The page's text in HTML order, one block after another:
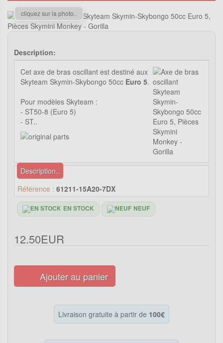
cliquez sur la photo..
Description:
Cet axe de bras oscillant est destiné aux
Skyteam Skymin-Skybongo 50cc Euro 5.
Pour modèles Skyteam :
- ST50-8 (Euro 5)
- ST..
Description..
Référence : 61211-15A20-7DX
EN STOCK NEUF
12.50EUR
Ajouter au panier
Livraison gratuite à partir de 100€